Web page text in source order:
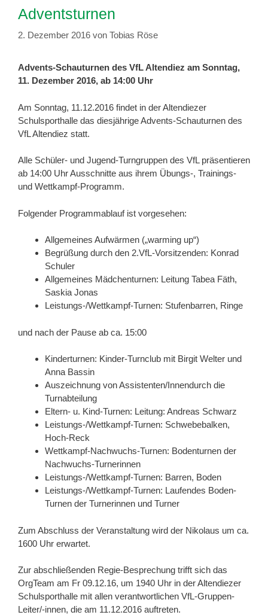
Adventsturnen
2. Dezember 2016 von Tobias Röse
Advents-Schauturnen des VfL Altendiez am Sonntag,
11. Dezember 2016, ab 14:00 Uhr
Am Sonntag, 11.12.2016 findet in der Altendiezer
Schulsporthalle das diesjährige Advents-Schauturnen des
VfL Altendiez statt.
Alle Schüler- und Jugend-Turngruppen des VfL präsentieren
ab 14:00 Uhr Ausschnitte aus ihrem Übungs-, Trainings-
und Wettkampf-Programm.
Folgender Programmablauf ist vorgesehen:
Allgemeines Aufwärmen („warming up“)
Begrüßung durch den 2.VfL-Vorsitzenden: Konrad
Schuler
Allgemeines Mädchenturnen: Leitung Tabea Fäth,
Saskia Jonas
Leistungs-/Wettkampf-Turnen: Stufenbarren, Ringe
und nach der Pause ab ca. 15:00
Kinderturnen: Kinder-Turnclub mit Birgit Welter und
Anna Bassin
Auszeichnung von Assistenten/Innendurch die
Turnabteilung
Eltern- u. Kind-Turnen: Leitung: Andreas Schwarz
Leistungs-/Wettkampf-Turnen: Schwebebalken,
Hoch-Reck
Wettkampf-Nachwuchs-Turnen: Bodenturnen der
Nachwuchs-Turnerinnen
Leistungs-/Wettkampf-Turnen: Barren, Boden
Leistungs-/Wettkampf-Turnen: Laufendes Boden-
Turnen der Turnerinnen und Turner
Zum Abschluss der Veranstaltung wird der Nikolaus um ca.
1600 Uhr erwartet.
Zur abschließenden Regie-Besprechung trifft sich das
OrgTeam am Fr 09.12.16, um 1940 Uhr in der Altendiezer
Schulsporthalle mit allen verantwortlichen VfL-Gruppen-
Leiter/-innen, die am 11.12.2016 auftreten.